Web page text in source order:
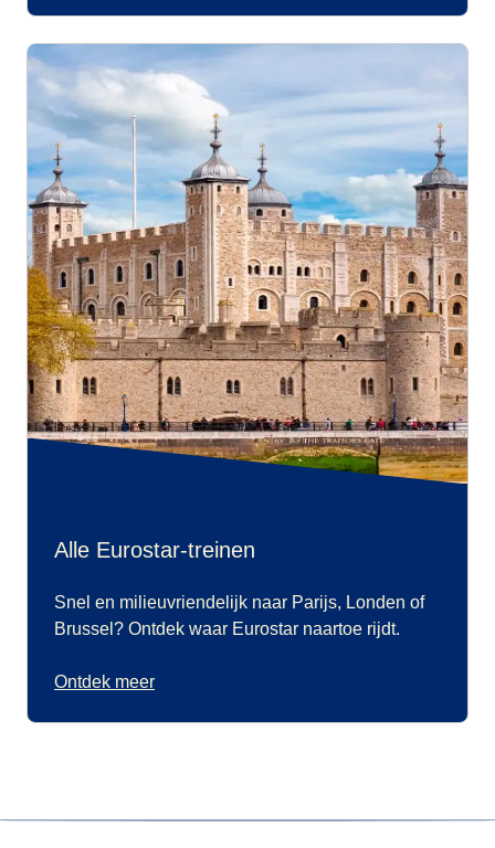
Alle Eurostar-treinen
Snel en milieuvriendelijk naar Parijs, Londen of
Brussel? Ontdek waar Eurostar naartoe rijdt.
Ontdek meer